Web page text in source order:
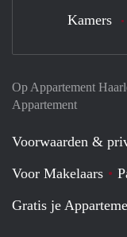
Op Appartement
Appartement
Voorwaarden &
Voor Makelaars
Gratis je
Kamers